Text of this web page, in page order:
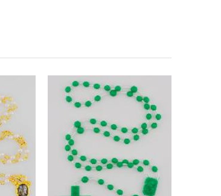
-20%
Agua de Lourdes 1L
€24.90 €19.92